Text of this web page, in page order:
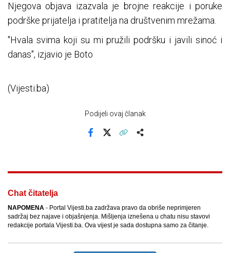
Njegova objava izazvala je brojne reakcije i poruke
podrške prijatelja i pratitelja na društvenim mrežama.
"Hvala svima koji su mi pružili podršku i javili sinoć i
danas", izjavio je Boto
(Vijesti.ba)
Podijeli ovaj članak
Chat čitatelja
NAPOMENA - Portal Vijesti.ba zadržava pravo da obriše neprimjeren
sadržaj bez najave i objašnjenja. Mišljenja iznešena u chatu nisu stavovi
redakcije portala Vijesti.ba. Ova vijest je sada dostupna samo za čitanje.